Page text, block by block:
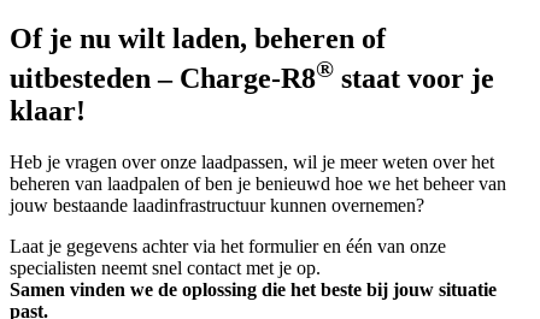
Of je nu wilt laden, beheren of
uitbesteden – Charge-R8® staat voor je
klaar!
Heb je vragen over onze laadpassen, wil je meer weten over het
beheren van laadpalen of ben je benieuwd hoe we het beheer van
jouw bestaande laadinfrastructuur kunnen overnemen?
Laat je gegevens achter via het formulier en één van onze
specialisten neemt snel contact met je op.
Samen vinden we de oplossing die het beste bij jouw situatie
past.